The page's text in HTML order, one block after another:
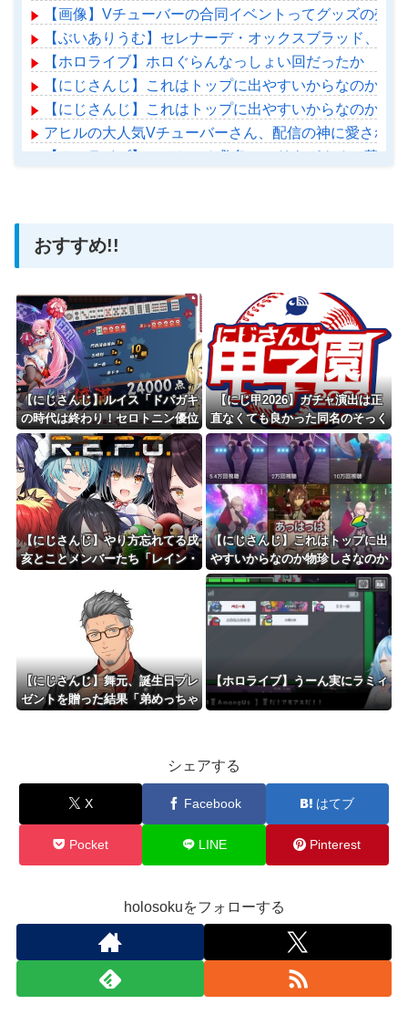
【画像】Vチューバーの合同イベントってグッズの売
【ぶいありうむ】セレナーデ・オックスブラッド、
【ホロライブ】ホロぐらんなっしょい回だったか
【にじさんじ】これはトップに出やすいからなのか物
【にじさんじ】これはトップに出やすいからなのか物
アヒルの大人気Vチューバーさん、配信の神に愛され
【ホロライブ】アメちゃん救急のヘリをパクる→落下
Powered by livedoor 相互RSS
おすすめ!!
【にじさんじ】ルイス「ドパガキ
の時代は終わり！セロトニン優位
のセロガキなるわよ！ﾝﾝﾝきんも
ちいい〜〜！！ﾄﾞﾊﾟﾄﾞﾊﾟﾄﾞﾊﾟ」
【雀魂】
【にじ甲2026】ガチャ演出は正
直なくても良かった同名のそっく
りさん引いてぬか喜びする監督が
ワイは見たい
【にじさんじ】やり方忘れてる戌
亥とことメンバーたち「レイン・
トラウト 夢追翔 」
【にじさんじ】これはトップに出
やすいからなのか物珍しさなのか
どっちなんやろ
【にじさんじ】舞元、誕生日プレ
ゼントを贈った結果「弟めっちゃ
【ホロライブ】うーん実にラミィ
シェアする
X Facebook はてブ
Pocket LINE Pinterest
holosokuをフォローする